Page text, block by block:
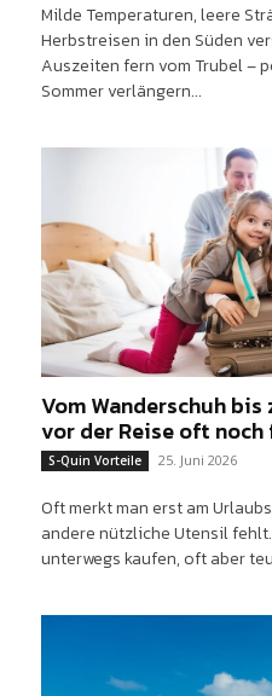
Milde Temperaturen, leere
Herbstreisen in den Süden
Auszeiten fern vom Trubel –
Sommer verlängern...
Vom Wanderschuh bis
vor der Reise oft
S-Quin Vorteile 25. Juni 2026
Oft merkt man erst am
andere nützliche Utensil
unterwegs kaufen, oft aber